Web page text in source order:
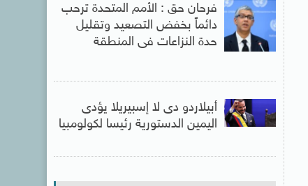
فرحان حق : الأمم المتحدة ترحب
دائماً بخفض التصعيد وتقليل
حدة النزاعات فى المنطقة
أبيلاردو دى لا إسبيريلا يؤدى
اليمين الدستورية رئيسا لكولومبيا